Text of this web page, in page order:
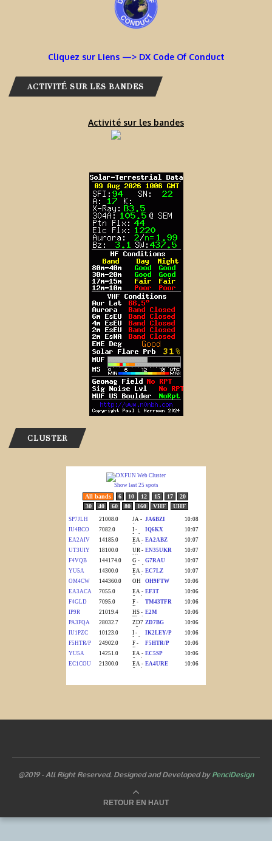
Cliquez sur Liens —> DX Code Of Conduct
ACTIVITÉ SUR LES BANDES
Activité sur les bandes
CLUSTER
@2019 - All Right Reserved. Designed and Developed by PenciDesign
RETOUR EN HAUT